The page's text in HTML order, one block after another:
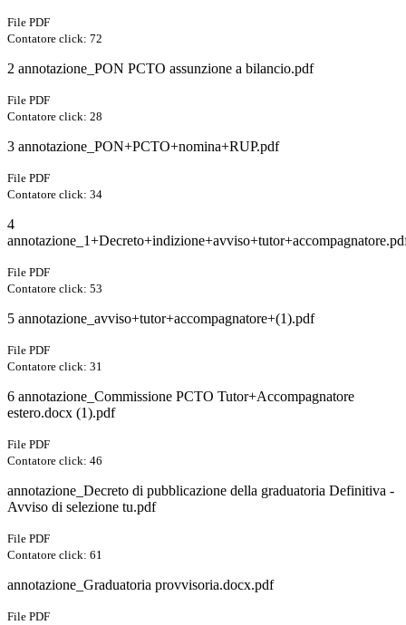
File PDF
Contatore click: 72
2 annotazione_PON PCTO assunzione a bilancio.pdf
File PDF
Contatore click: 28
3 annotazione_PON+PCTO+nomina+RUP.pdf
File PDF
Contatore click: 34
4
File PDF
Contatore click: 53
5 annotazione_avviso+tutor+accompagnatore+(1).pdf
File PDF
Contatore click: 31
6 annotazione_Commissione PCTO Tutor+Accompagnatore
estero.docx (1).pdf
File PDF
Contatore click: 46
annotazione_Decreto di pubblicazione della graduatoria Definitiva -
Avviso di selezione tu.pdf
File PDF
Contatore click: 61
annotazione_Graduatoria provvisoria.docx.pdf
File PDF